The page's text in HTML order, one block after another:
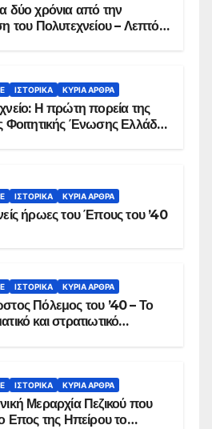
δύο χρόνια από την
του Πολυτεχνείου – Λεπτό
ΙΣΤΟΡΙΚΆ ΚΥΡΙΑ ΑΡΘΡΑ
Η πρώτη πορεία της
Φοιτητικής Ένωσης Ελλάδος
ΙΣΤΟΡΙΚΆ ΚΥΡΙΑ ΑΡΘΡΑ
ήρωες του Έπους του ’40
ΙΣΤΟΡΙΚΆ ΚΥΡΙΑ ΑΡΘΡΑ
Πόλεμος του ’40 – Το
και στρατιωτικό
ΙΣΤΟΡΙΚΆ ΚΥΡΙΑ ΑΡΘΡΑ
Μεραρχία Πεζικού που
Επος της Ηπείρου το